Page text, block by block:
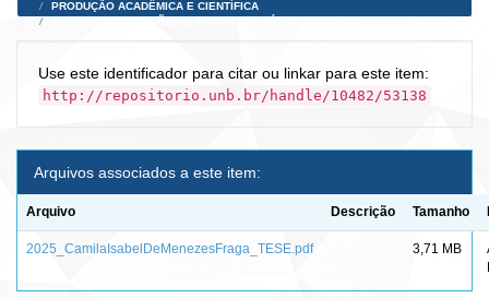
PRODUÇÃO ACADÊMICA E CIENTÍFICA
Use este identificador para citar ou linkar para este item:
http://repositorio.unb.br/handle/10482/53138
Arquivos associados a este item:
Arquivo Descrição Tamanho
2025_CamilaIsabelDeMenezesFraga_TESE.pdf 3,71 MB